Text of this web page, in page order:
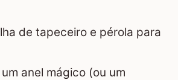
de tapeceiro e pérola para
anel mágico (ou um